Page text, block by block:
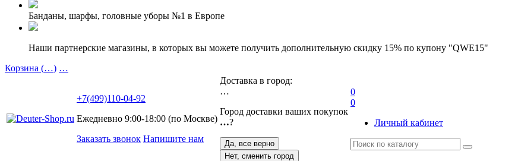
Банданы, шарфы, головные уборы №1 в Европе
Наши партнерские магазины, в которых вы можете получить дополнительную скидку 15% по купону "QWE15"
Корзина (…) …
+7(499)110-04-92
Ежедневно 9:00-18:00 (по Москве)
Заказать звонок Напишите нам
Доставка в город:
…
Город доставки ваших покупок
…?
Да, все верно
Нет, сменить город
0
0
Личный кабинет